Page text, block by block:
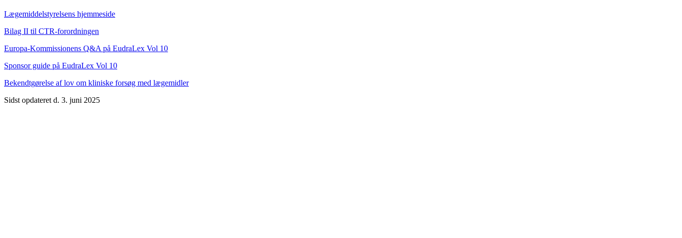
Lægemiddelstyrelsens hjemmeside
Bilag II til CTR-forordningen
Europa-Kommissionens Q&A på EudraLex Vol 10
Sponsor guide på EudraLex Vol 10
Bekendtgørelse af lov om kliniske forsøg med lægemidler
Sidst opdateret d. 3. juni 2025